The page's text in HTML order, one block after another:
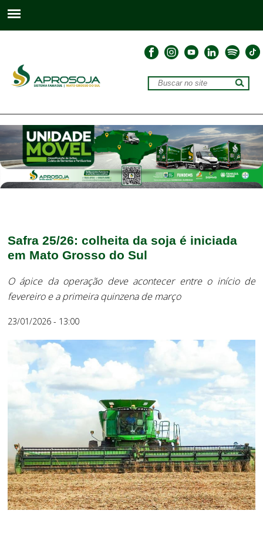
Safra 25/26: colheita da soja é iniciada
em Mato Grosso do Sul
O ápice da operação deve acontecer entre o início de
fevereiro e a primeira quinzena de março
23/01/2026 - 13:00